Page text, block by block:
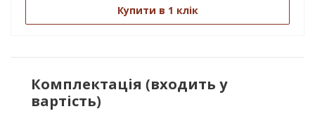
Купити в 1 клік
Комплектація (входить у
вартість)